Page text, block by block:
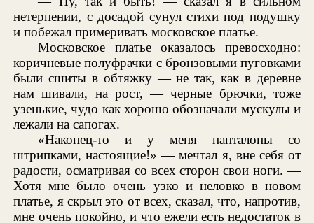
нетерпении, с досадой сунул стихи под подушку
и побежал примеривать московское платье.
Московское платье оказалось превосходно:
коричневые полуфрачки с бронзовыми пуговками
были сшиты в обтяжку — не так, как в деревне
нам шивали, на рост, — черные брючки, тоже
узенькие, чудо как хорошо обозначали мускулы и
лежали на сапогах.
«Наконец-то и у меня панталоны со
штрипками, настоящие!» — мечтал я, вне себя от
радости, осматривая со всех сторон свои ноги. —
Хотя мне было очень узко и неловко в новом
платье, я скрыл это от всех, сказал, что, напротив,
мне очень покойно, и что ежели есть недостаток в